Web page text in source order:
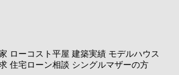
ローコスト平屋 建築実績 モデルハウス
住宅ローン相談 シングルマザーの方